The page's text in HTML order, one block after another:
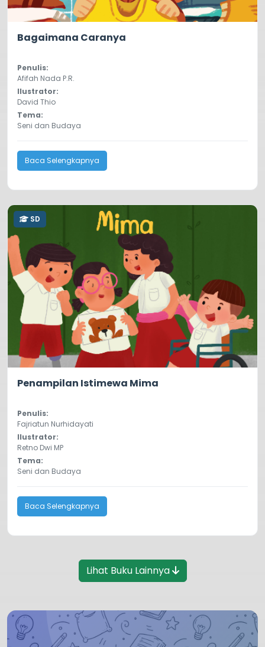
Bagaimana Caranya
Penulis:
Afifah Nada P.R.
Ilustrator:
David Thio
Tema:
Seni dan Budaya
Baca Selengkapnya
SD
Penampilan Istimewa Mima
Penulis:
Fajriatun Nurhidayati
Ilustrator:
Retno Dwi MP
Tema:
Seni dan Budaya
Baca Selengkapnya
Lihat Buku Lainnya